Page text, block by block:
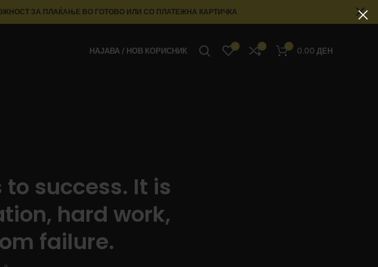
НАЈАВА / НОВ КОРИСНИК 0 0 0 0.00 ДЕН
success. It is
hard work,
failure.
ЗА ПЛАЌАЊЕ ВО ГОТОВО ИЛИ СО ПЛАТЕЖНА КАРТИЧКА